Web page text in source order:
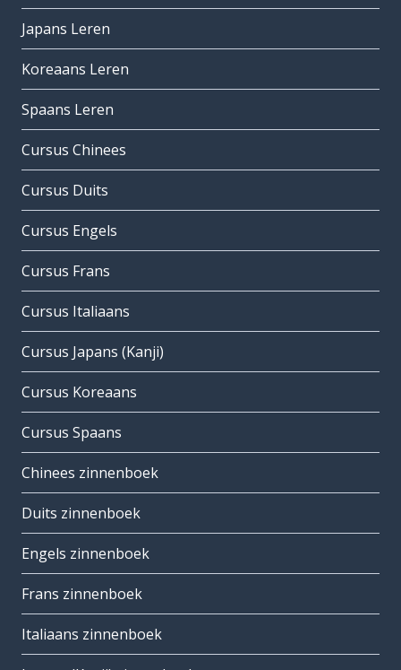
Japans Leren
Koreaans Leren
Spaans Leren
Cursus Chinees
Cursus Duits
Cursus Engels
Cursus Frans
Cursus Italiaans
Cursus Japans (Kanji)
Cursus Koreaans
Cursus Spaans
Chinees zinnenboek
Duits zinnenboek
Engels zinnenboek
Frans zinnenboek
Italiaans zinnenboek